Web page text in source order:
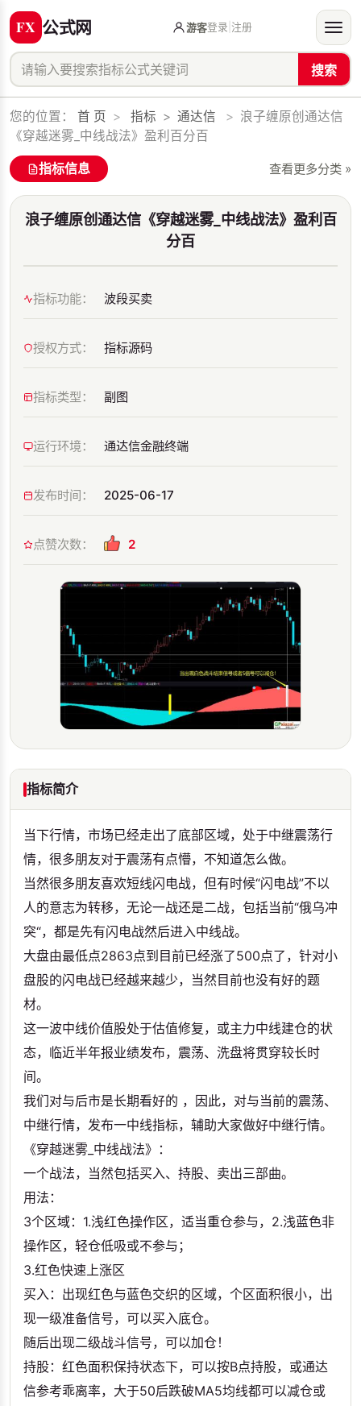
公式网
搜索
游客登录 注册
您的位置： 首 页 > 指标 > 通达信 > 浪子缠原创通达信
《穿越迷雾_中线战法》盈利百分百
指标信息 查看更多分类 »
浪子缠原创通达信《穿越迷雾_中线战法》盈利百
分百
指标功能： 波段买卖
授权方式： 指标源码
指标类型： 副图
运行环境： 通达信金融终端
发布时间： 2025-06-17
点赞次数： 2
指标简介
当下行情，市场已经走出了底部区域，处于中继震荡行
情，很多朋友对于震荡有点懵，不知道怎么做。
当然很多朋友喜欢短线闪电战，但有时候“闪电战”不以
人的意志为转移，无论一战还是二战，包括当前“俄乌冲
突“，都是先有闪电战然后进入中线战。
大盘由最低点2863点到目前已经涨了500点了，针对小
盘股的闪电战已经越来越少，当然目前也没有好的题
材。
这一波中线价值股处于估值修复，或主力中线建仓的状
态，临近半年报业绩发布，震荡、洗盘将贯穿较长时
间。
我们对与后市是长期看好的 ，因此，对与当前的震荡、
中继行情，发布一中线指标，辅助大家做好中继行情。
《穿越迷雾_中线战法》：
一个战法，当然包括买入、持股、卖出三部曲。
用法：
3个区域：1.浅红色操作区，适当重仓参与，2.浅蓝色非
操作区，轻仓低吸或不参与；
3.红色快速上涨区
买入：出现红色与蓝色交织的区域，个区面积很小，出
现一级准备信号，可以买入底仓。
随后出现二级战斗信号，可以加仓！
持股：红色面积保持状态下，可以按B点持股，或通达
信参考乖离率，大于50后跌破MA5均线都可以减仓或